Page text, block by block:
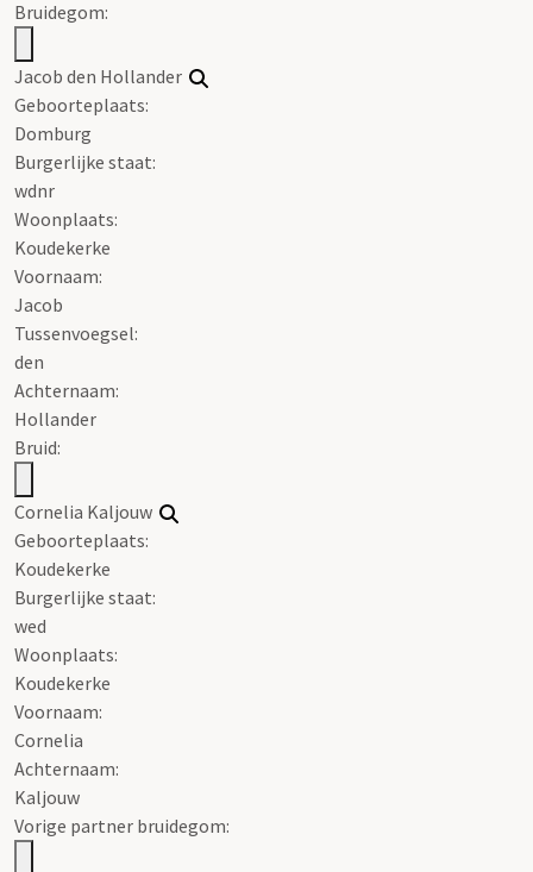
Bruidegom:
Jacob den Hollander
Geboorteplaats:
Domburg
Burgerlijke staat:
wdnr
Woonplaats:
Koudekerke
Voornaam:
Jacob
Tussenvoegsel:
den
Achternaam:
Hollander
Bruid:
Cornelia Kaljouw
Geboorteplaats:
Koudekerke
Burgerlijke staat:
wed
Woonplaats:
Koudekerke
Voornaam:
Cornelia
Achternaam:
Kaljouw
Vorige partner bruidegom: